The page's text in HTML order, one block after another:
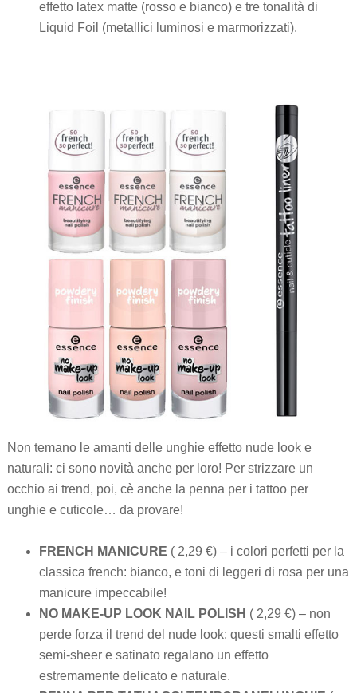
effetto latex matte (rosso e bianco) e tre tonalità di
Liquid Foil (metallici luminosi e marmorizzati).
Non temano le amanti delle unghie effetto nude look e
naturali: ci sono novità anche per loro! Per strizzare un
occhio ai trend, poi, cè anche la penna per i tattoo per
unghie e cuticole… da provare!
FRENCH MANICURE ( 2,29 €) – i colori perfetti per la
classica french: bianco, e toni di leggeri di rosa per una
manicure impeccabile!
NO MAKE-UP LOOK NAIL POLISH ( 2,29 €) – non
perde forza il trend del nude look: questi smalti effetto
semi-sheer e satinato regalano un effetto
estremamente delicato e naturale.